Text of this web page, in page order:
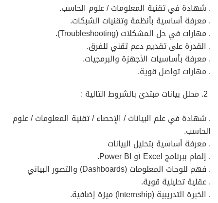
. شهادة في تقنية المعلومات / علوم الحاسب.
. معرفة أساسية بأنظمة وتقنيات الشبكات.
. مهارات في حل المشكلات (Troubleshooting).
. القدرة على تقديم دعم تقني للفرق.
. معرفة بأساسيات الأجهزة والبرمجيات.
. مهارات تواصل قوية.
محلل بيانات مبتدئ بالشروط التالية :
. شهادة في علم البيانات / الإحصاء / تقنية المعلومات / علوم
الحاسب.
. معرفة أساسية بتحليل البيانات
. إلمام ببرنامج Excel أو Power BI.
. فهم للوحات المعلومات (Dashboards) والتصور البياني
. عقلية تحليلية قوية.
. الخبرة التدريبية (Internship) ميزة إضافية.